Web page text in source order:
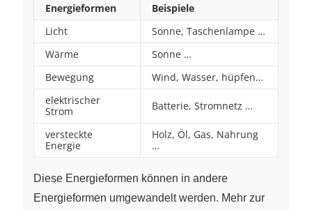
Energieformen
Beispiele
Licht
Sonne, Taschenlampe …
Wärme
Sonne …
Bewegung
Wind, Wasser, hüpfen…
elektrischer
Strom
Batterie, Stromnetz …
versteckte
Energie
Holz, Öl, Gas, Nahrung
…
Diese Energieformen können in andere
Energieformen umgewandelt werden. Mehr zur